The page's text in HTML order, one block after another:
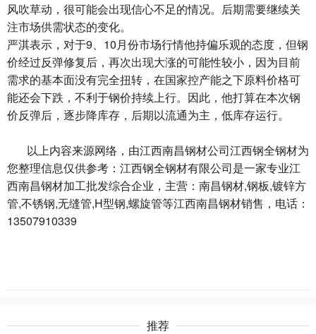
风吹草动，很可能会出现信心不足的情况。后期需要继续关
注市场供需状态的变化。
严淇表示，对于9、10月份市场行情他持偏乐观的态度，但钢
价经过反弹修复后，再次出现大涨的可能性较小，因为目前
需求的基本面没有完全扭转，在国家控产能之下原料价格可
能还会下跌，不利于钢价持续上行。因此，他打算在本次钢
价反弹后，逐步降库存，后期以流通为主，低库存运行。
以上内容来源网络，由江西南昌钢材公司江西钢全钢材为
您整理信息仅供参考：江西钢全钢材有限公司是一家专业江
西南昌钢材加工批发综合企业，主营：南昌钢材,钢板,镀锌方
管,不锈钢,无缝管,H型钢,螺旋管等江西南昌钢材销售，电话：
13507910339
推荐